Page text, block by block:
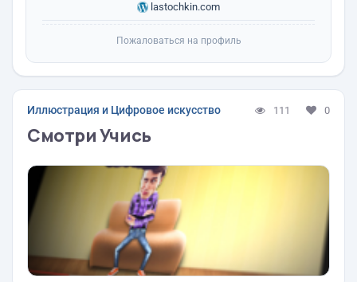
lastochkin.com
Пожаловаться на профиль
Иллюстрация и Цифровое искусство 111 0
Смотри Учись